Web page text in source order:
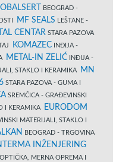
BEOGRAD -
MF SEALS LEŠTANE -
ITAL CENTAR STARA PAZOVA
KOMAZEC INĐIJA -
METAL-IN ZELIĆ INĐIJA -
STAKLO I KERAMIKA
MN
STARA PAZOVA - GUMA I
SREMČICA - GRAĐEVINSKI
I KERAMIKA
EURODOM
MATERIJALI, STAKLO I
BEOGRAD - TRGOVINA
INŽENJERING
MERNA OPREMA I